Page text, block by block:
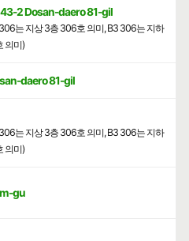
43-2 Dosan-daero 81-gil
는 지상 3층 306호 의미, B3 306는 지하
의미)
daero 81-gil
는 지상 3층 306호 의미, B3 306는 지하
의미)
gu